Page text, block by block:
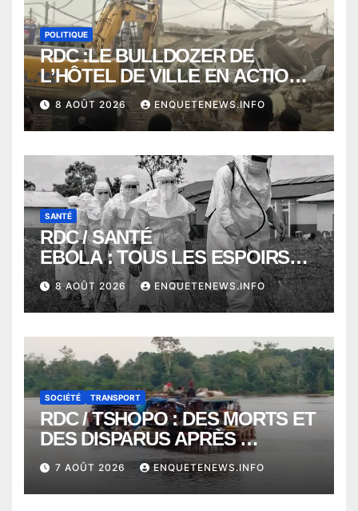
POLITIQUE
RDC :LE BULLDOZER DE
L’HÔTEL DE VILLE EN ACTION
POUR DEGAGER LA VOIE
PUBLIQUE en action DANS LA
COMMUNE DE NGALIEMA
8 AOÛT 2026 ENQUETENEWS.INFO
SANTÉ
RDC / SANTÉ
EBOLA : TOUS LES ESPOIRS
VONT VERS SEPTEMBRE
ALORS QUE L’ÉPIDÉMIE TEND
VERS 2000 DÉCÈS
8 AOÛT 2026 ENQUETENEWS.INFO
SOCIÉTÉ TRANSPORT
RDC / TSHOPO : DES MORTS ET
DES DISPARUS APRÈS
NAUFRAGE D’UNE BALEINIERE
À QUELQUES KILOMÈTRES DE
KISANGANI
7 AOÛT 2026 ENQUETENEWS.INFO